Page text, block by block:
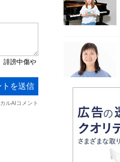
「不意に涙
た“13歳の娘
シーコーデ